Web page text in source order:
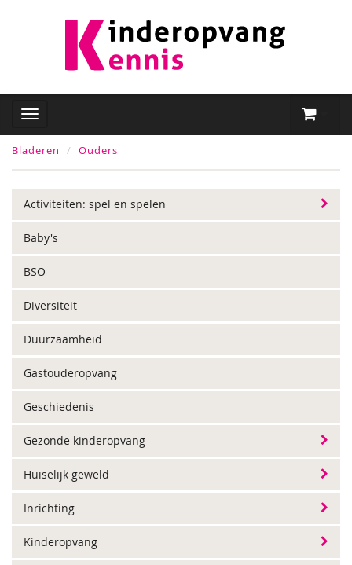
Bladeren Ouders
Activiteiten: spel en spelen
Baby's
BSO
Diversiteit
Duurzaamheid
Gastouderopvang
Geschiedenis
Gezonde kinderopvang
Huiselijk geweld
Inrichting
Kinderopvang